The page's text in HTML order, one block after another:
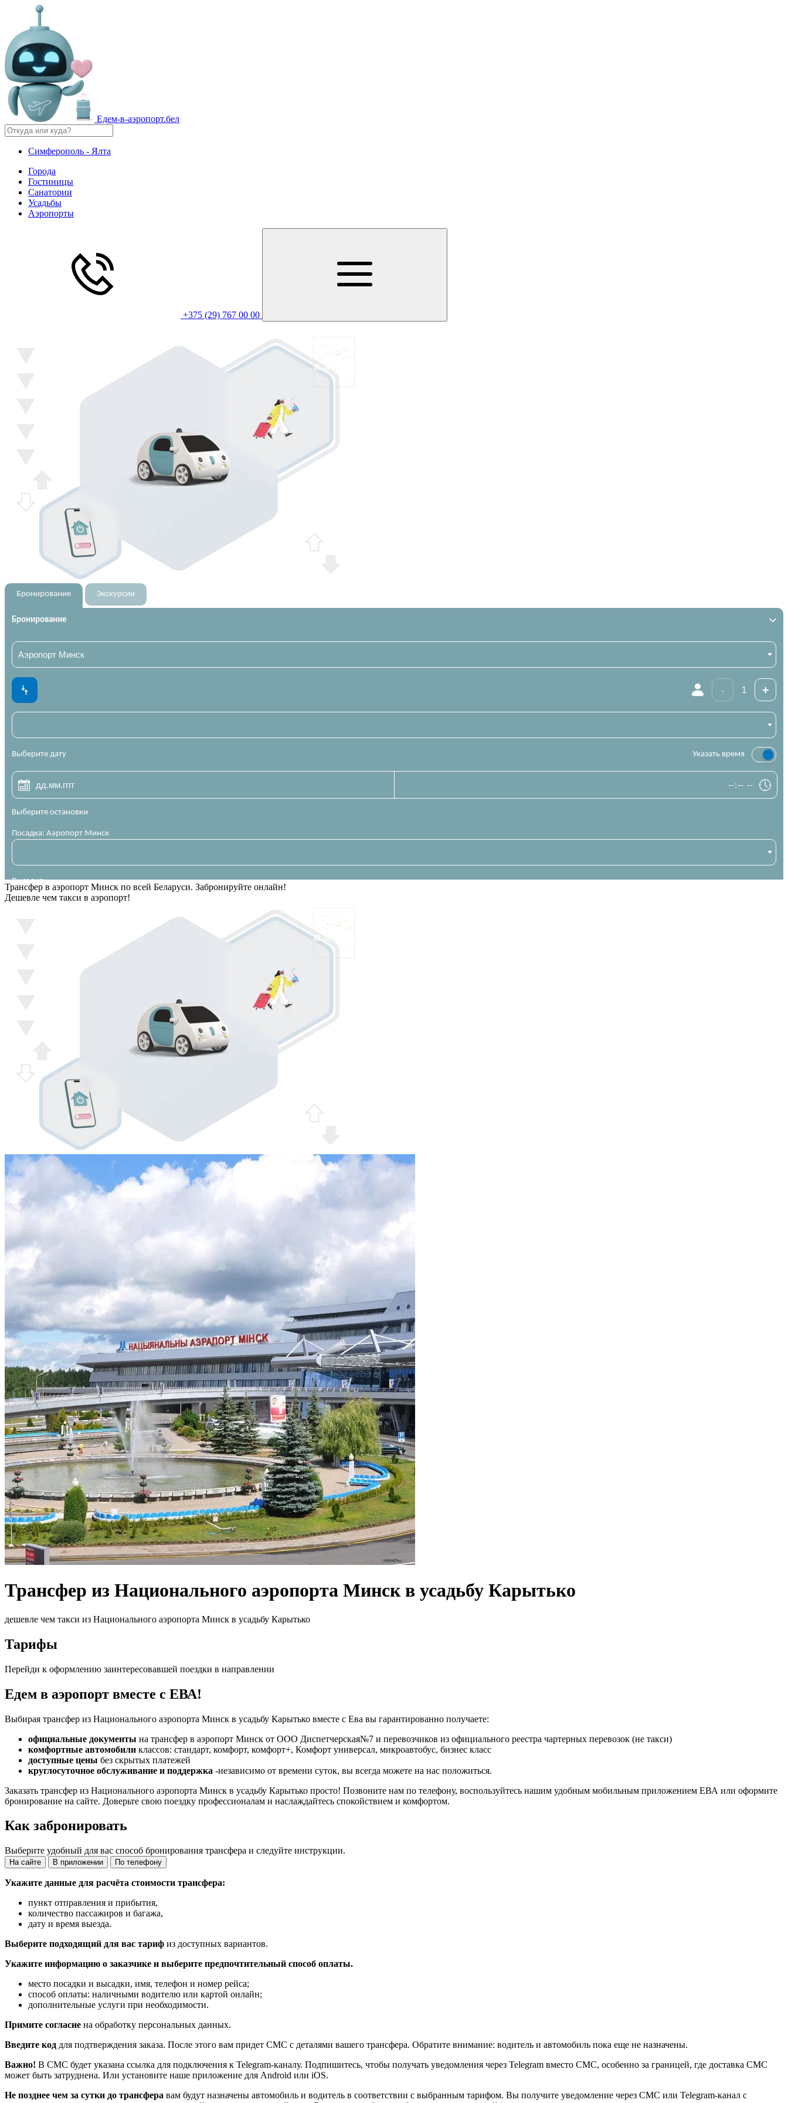
Едем-в-аэропорт.бел
Симферополь - Ялта
Города
Гостиницы
Санатории
Усадьбы
Аэропорты
+375 (29) 767 00 00
Трансфер в аэропорт Минск по всей Беларуси. Забронируйте онлайн!
Дешевле чем такси в аэропорт!
Трансфер из Национального аэропорта Минск в усадьбу Карытько
дешевле чем такси из Национального аэропорта Минск в усадьбу Карытько
Тарифы
Перейди к оформлению заинтересовавшей поездки в направлении
Едем в аэропорт вместе с ЕВА!
Выбирая трансфер из Национального аэропорта Минск в усадьбу Карытько вместе с Ева вы гарантированно получаете:
официальные документы на трансфер в аэропорт Минск от ООО Диспетчерская№7 и перевозчиков из официального реестра чартерных перевозок (не такси)
комфортные автомобили классов: стандарт, комфорт, комфорт+, Комфорт универсал, микроавтобус, бизнес класс
доступные цены без скрытых платежей
круглосуточное обслуживание и поддержка -независимо от времени суток, вы всегда можете на нас положиться.
Заказать трансфер из Национального аэропорта Минск в усадьбу Карытько просто! Позвоните нам по телефону, воспользуйтесь нашим удобным мобильным приложением ЕВА или оформите
бронирование на сайте. Доверьте свою поездку профессионалам и наслаждайтесь спокойствием и комфортом.
Как забронировать
Выберите удобный для вас способ бронирования трансфера и следуйте инструкции.
На сайте В приложении По телефону
Укажите данные для расчёта стоимости трансфера:
пункт отправления и прибытия,
количество пассажиров и багажа,
дату и время выезда.
Выберите подходящий для вас тариф из доступных вариантов.
Укажите информацию о заказчике и выберите предпочтительный способ оплаты.
место посадки и высадки, имя, телефон и номер рейса;
способ оплаты: наличными водителю или картой онлайн;
дополнительные услуги при необходимости.
Примите согласие на обработку персональных данных.
Введите код для подтверждения заказа. После этого вам придет СМС с деталями вашего трансфера. Обратите внимание: водитель и автомобиль пока еще не назначены.
Важно! В СМС будет указана ссылка для подключения к Telegram-каналу. Подпишитесь, чтобы получать уведомления через Telegram вместо СМС, особенно за границей, где доставка СМС
может быть затруднена. Или установите наше приложение для Android или iOS.
Не позднее чем за сутки до трансфера вам будут назначены автомобиль и водитель в соответствии с выбранным тарифом. Вы получите уведомление через СМС или Telegram-канал с